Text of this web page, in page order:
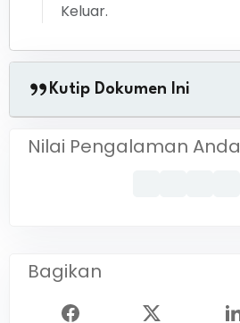
Keluar.
Kutip Dokumen Ini
Nilai Pengalaman Anda
Bagikan